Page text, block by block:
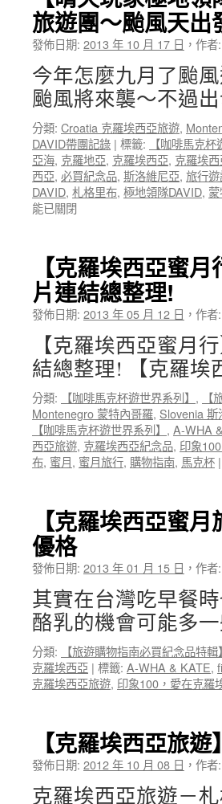
亞
旅
遊
書
都
幫
你
備
好
了
啦！〉
中
在
克
羅
埃
西
亞》
版
3000
本
銷
售
二
刷
新
書
即
日
起
與
家
見
面
啦！〉
中
旅遊團～颱風天
發佈日期: 2013 年 10 月 17 日 ， 作者:
今年怎麼九月了颱
颱風將來襲～不過
分類: Croatia 克羅埃西亞旅遊,
DAVID帶團記錄 | 標籤: 【咖啡馬克杯
亞海, 克羅地亞, 克羅埃西亞, 克羅埃
西亞, 必買紀念品, 斯洛維尼亞, 旅行
DAVID, 札格里布, 極地領隊DAVID,
能已關閉
【克羅埃西亞蜜
片連結總整理!
發佈日期: 2013 年 05 月 12 日 ， 作者:
【克羅埃西亞蜜月
結總整理! 【克羅
分類: 【咖啡馬克杯遊世界系列】 ,
Montenegro 蒙特內哥羅, Slovenia 斯
【咖啡馬克杯遊世界系列】 , A-WHA
西亞旅遊, 克羅埃西亞紀念品, 印象
布, 蜜月, 蜜月旅行, 購物指南, 馬克杯 |
【克羅埃西亞蜜
優格
發佈日期: 2013 年 01 月 15 日 ， 作者:
其實在台灣吃早餐
酪乳的機會可能多
分類: 【旅遊購物指南必買紀念品特輯】
克羅埃西亞 | 標籤: A-WHA & KATE,
克羅埃西亞旅遊, 印象100，愛在克羅
【克羅埃西亞旅
發佈日期: 2012 年 10 月 08 日 ， 作者:
克羅埃西亞旅遊－